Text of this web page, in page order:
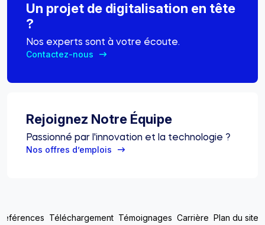
Un projet de digitalisation en tête
?
Nos experts sont à votre écoute.
Contactez-nous
Rejoignez Notre Équipe
Passionné par l'innovation et la technologie ?
Nos offres d’emplois
Téléchargement Témoignages Carrière Plan du site